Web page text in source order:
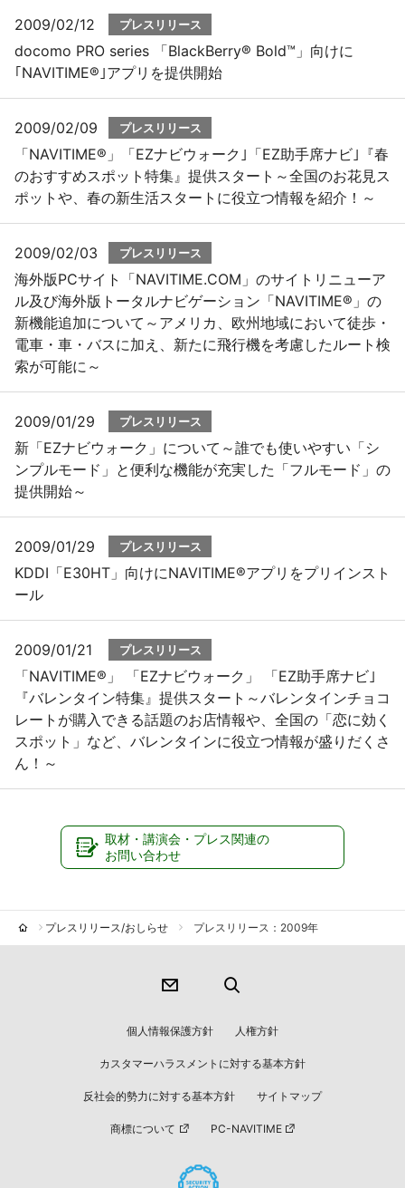
2009/02/12 プレスリリース
docomo PRO series 「BlackBerry® Bold™」向けに
｢NAVITIME®｣アプリを提供開始
2009/02/09 プレスリリース
「NAVITIME®」「EZナビウォーク｣「EZ助手席ナビ｣『春
のおすすめスポット特集』提供スタート～全国のお花見ス
ポットや、春の新生活スタートに役立つ情報を紹介！～
2009/02/03 プレスリリース
海外版PCサイト「NAVITIME.COM」のサイトリニューア
ル及び海外版トータルナビゲーション「NAVITIME®」の
新機能追加について～アメリカ、欧州地域において徒歩・
電車・車・バスに加え、新たに飛行機を考慮したルート検
索が可能に～
2009/01/29 プレスリリース
新「EZナビウォーク」について～誰でも使いやすい「シ
ンプルモード」と便利な機能が充実した「フルモード」の
提供開始～
2009/01/29 プレスリリース
KDDI「E30HT」向けにNAVITIME®アプリをプリインスト
ール
2009/01/21 プレスリリース
「NAVITIME®」 「EZナビウォーク」 「EZ助手席ナビ｣
『バレンタイン特集』提供スタート～バレンタインチョコ
レートが購入できる話題のお店情報や、全国の「恋に効く
スポット」など、バレンタインに役立つ情報が盛りだくさ
ん！～
取材・講演会・プレス関連の
お問い合わせ
プレスリリース/おしらせ プレスリリース：2009年
個人情報保護方針 人権方針
カスタマーハラスメントに対する基本方針
反社会的勢力に対する基本方針 サイトマップ
商標について PC-NAVITIME